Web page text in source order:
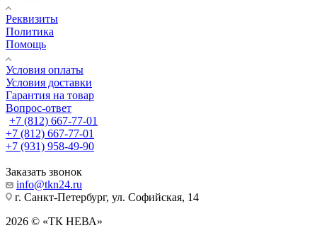
Реквизиты
Политика
Помощь
Условия оплаты
Условия доставки
Гарантия на товар
Вопрос-ответ
+7 (812) 667-77-01
+7 (812) 667-77-01
+7 (931) 958-49-90
Заказать звонок
info@tkn24.ru
г. Санкт-Петербург, ул. Софийская, 14
2026 © «ТК НЕВА»